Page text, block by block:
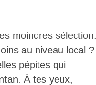
moindres sélection.
au niveau local ?
pépites qui
À tes yeux,